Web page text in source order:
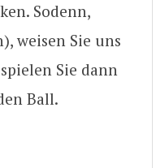
Sodenn,
weisen Sie uns
Sie dann
Ball.